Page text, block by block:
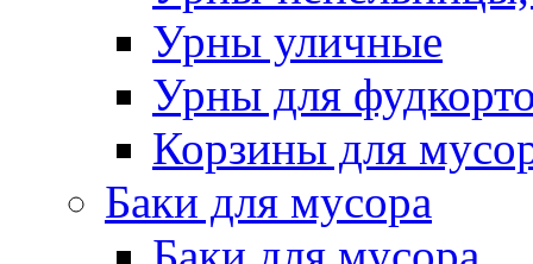
Урны уличные
Урны для
Корзины для
Баки для мусора